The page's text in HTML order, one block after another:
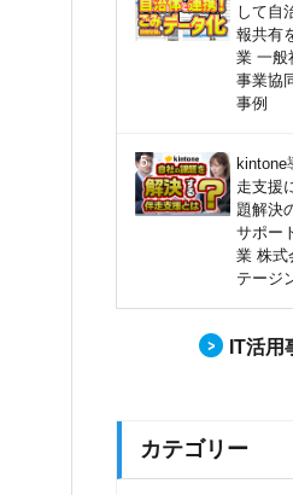
して自
報共有
業 一般
事業協
事例
kintone
走支援
題解決
サポー
業 株式
テージ
IT活用
カテゴリー